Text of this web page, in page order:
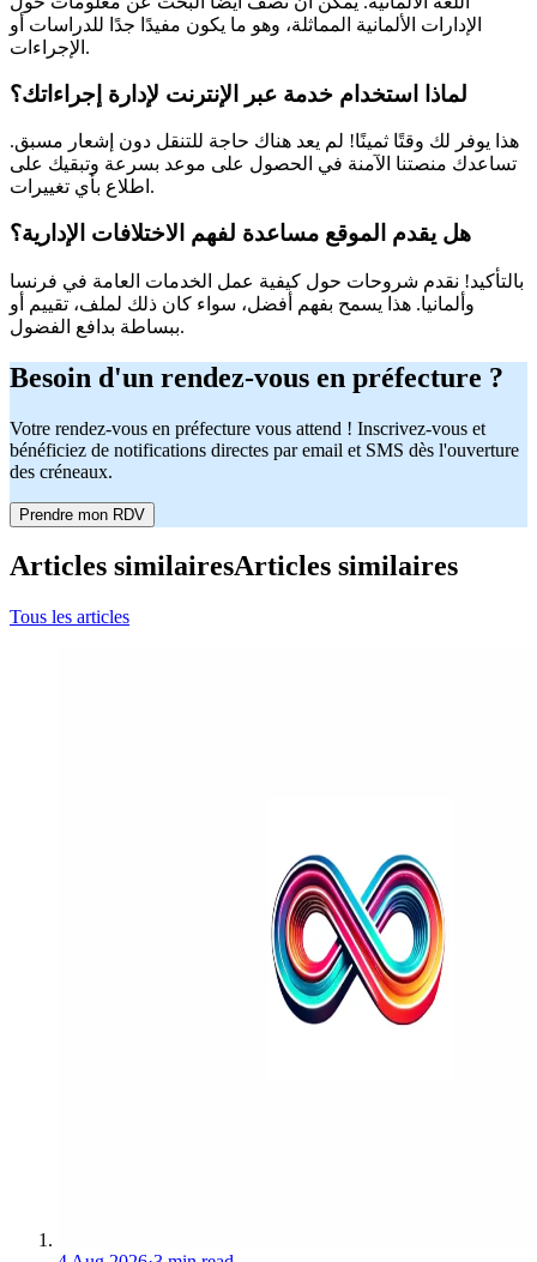
الإدارات الألمانية المماثلة، وهو ما يكون مفيدًا جدًا للدراسات أو
الإجراءات.
لماذا استخدام خدمة عبر الإنترنت لإدارة إجراءاتك؟
هذا يوفر لك وقتًا ثمينًا! لم يعد هناك حاجة للتنقل دون إشعار مسبق.
تساعدك منصتنا الآمنة في الحصول على موعد بسرعة وتبقيك على
اطلاع بأي تغييرات.
هل يقدم الموقع مساعدة لفهم الاختلافات الإدارية؟
بالتأكيد! نقدم شروحات حول كيفية عمل الخدمات العامة في فرنسا
وألمانيا. هذا يسمح بفهم أفضل، سواء كان ذلك لملف، تقييم أو
ببساطة بدافع الفضول.
Besoin d'un rendez-vous en préfecture ?
Votre rendez-vous en préfecture vous attend ! Inscrivez-vous et
bénéficiez de notifications directes par email et SMS dès l'ouverture
des créneaux.
Prendre mon RDV
Articles similairesArticles similaires
Tous les articles